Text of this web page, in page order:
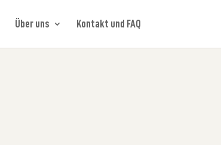
Über uns Kontakt und FAQ